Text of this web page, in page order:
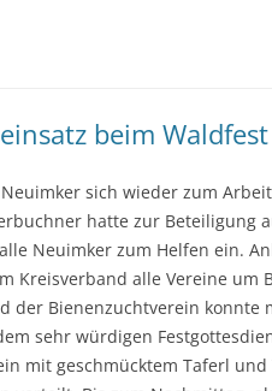
beim
sich wieder zum
hatte zur Beteiligung
Neuimker zum Helfen ein.
Kreisverband alle Vereine um
der Bienenzuchtverein konnte
sehr würdigen
mit geschmücktem Taferl